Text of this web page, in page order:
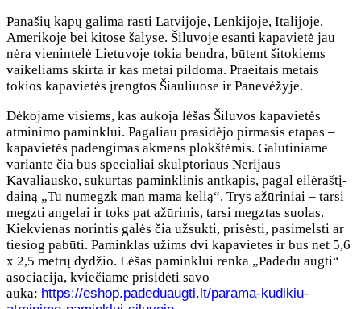
Panašių kapų galima rasti Latvijoje, Lenkijoje, Italijoje,
Amerikoje bei kitose šalyse. Šiluvoje esanti kapavietė jau
nėra vienintelė Lietuvoje tokia bendra, būtent šitokiems
vaikeliams skirta ir kas metai pildoma. Praeitais metais
tokios kapavietės įrengtos Šiauliuose ir Panevėžyje.
Dėkojame visiems, kas aukoja lėšas Šiluvos kapavietės
atminimo paminklui. Pagaliau prasidėjo pirmasis etapas –
kapavietės padengimas akmens plokštėmis. Galutiniame
variante čia bus specialiai skulptoriaus Nerijaus
Kavaliausko, sukurtas paminklinis antkapis, pagal eilėraštį-
dainą „Tu numegzk man mama kelią“. Trys ažūriniai – tarsi
megzti angelai ir toks pat ažūrinis, tarsi megztas suolas.
Kiekvienas norintis galės čia užsukti, prisėsti, pasimelsti ar
tiesiog pabūti. Paminklas užims dvi kapavietes ir bus net 5,6
x 2,5 metrų dydžio. Lėšas paminklui renka „Padedu augti“
asociacija, kviečiame prisidėti savo
auka: https://eshop.padeduaugti.lt/parama-kudikiu-